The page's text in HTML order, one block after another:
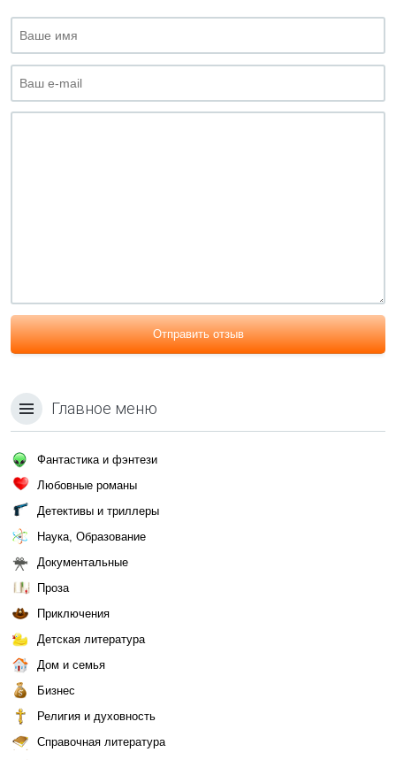
Отправить отзыв
Главное меню
Фантастика и фэнтези
Любовные романы
Детективы и триллеры
Наука, Образование
Документальные
Проза
Приключения
Детская литература
Дом и семья
Бизнес
Религия и духовность
Справочная литература